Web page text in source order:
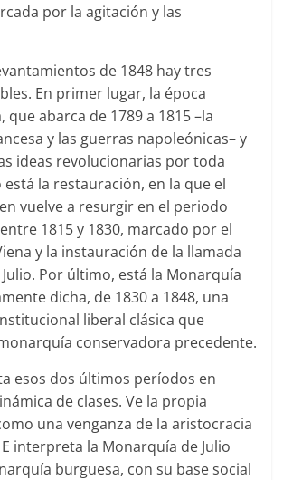
por la agitación y las
de 1848 hay tres
En primer lugar, la época
abarca de 1789 a 1815 –la
y las guerras napoleónicas– y
ideas revolucionarias por toda
está la restauración, en la que el
vuelve a resurgir en el periodo
1815 y 1830, marcado por el
y la instauración de la llamada
Por último, está la Monarquía
dicha, de 1830 a 1848, una
liberal clásica que
conservadora precedente.
esos dos últimos períodos en
de clases. Ve la propia
una venganza de la aristocracia
interpreta la Monarquía de Julio
burguesa, con su base social